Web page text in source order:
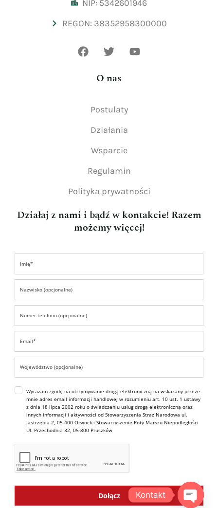
NIP: 5342601946
REGON: 38352958300000
O nas
Postulaty
Działania
Wsparcie
Regulamin
Polityka prywatności
Działaj z nami i bądź w kontakcie! Razem
możemy więcej!
Wyrażam zgodę na otrzymywanie drogą elektroniczną na wskazany przeze
mnie adres email informacji handlowej w rozumieniu art. 10 ust. 1 ustawy
z dnia 18 lipca 2002 roku o świadczeniu usług drogą elektroniczną oraz
innych informacji i aktywności od Stowarzyszenia Straż Narodowa ul.
Jastrzębia 2, 05-400 Otwock i Stowarzyszenie Roty Marszu Niepodległości
Ul. Przechodnia 32, 05-800 Pruszków
Dołącz Kontakt